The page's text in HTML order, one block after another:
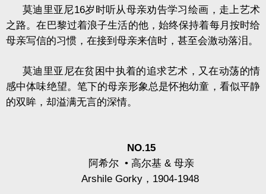
莫迪里亚尼16岁时听从母亲劝告学习绘画，走上艺术
之路。在巴黎过着浪子生活的他，始终保持着每月按时给
母亲写信的习惯，在接到母亲来信时，甚至会激动落泪。
莫迪里亚尼在贫困中执着的追求艺术，又在动荡的情
感中体味绝望。笔下的母亲形象总是怀抱幼童，看似平静
的双眸，却溢满无言的深情。
NO.15
阿希尔 • 高尔基 & 母亲
Arshile Gorky， 1904-1948